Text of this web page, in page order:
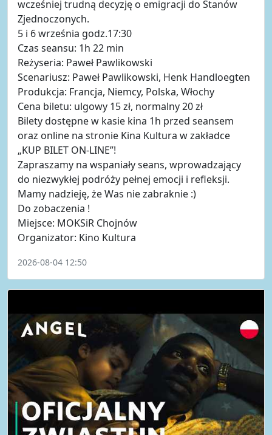
wcześniej trudną decyzję o emigracji do Stanów
Zjednoczonych.
5 i 6 września godz.17:30
Czas seansu: 1h 22 min
Reżyseria: Paweł Pawlikowski
Scenariusz: Paweł Pawlikowski, Henk Handloegten
Produkcja: Francja, Niemcy, Polska, Włochy
Cena biletu: ulgowy 15 zł, normalny 20 zł
Bilety dostępne w kasie kina 1h przed seansem
oraz online na stronie Kina Kultura w zakładce
„KUP BILET ON-LINE”!
Zapraszamy na wspaniały seans, wprowadzający
do niezwykłej podróży pełnej emocji i refleksji.
Mamy nadzieję, że Was nie zabraknie :)
Do zobaczenia !
Miejsce: MOKSiR Chojnów
Organizator: Kino Kultura
2026-08-04 12:50